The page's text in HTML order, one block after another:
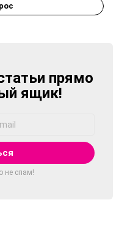
прямо
ящик!
не спам!